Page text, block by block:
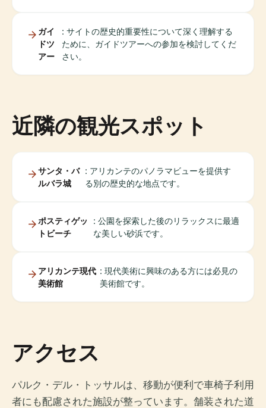
ガイ
ドツ
アー
: サイトの歴史的重要性について深く理解する
ために、ガイドツアーへの参加を検討してくだ
さい。
近隣の観光スポット
サンタ・バ
ルバラ城
: アリカンテのパノラマビューを提供す
る別の歴史的な地点です。
ポスティゲッ
トビーチ
: 公園を探索した後のリラックスに最適
な美しい砂浜です。
アリカンテ現代
美術館
: 現代美術に興味のある方には必見の
美術館です。
アクセス
パルク・デル・トッサルは、移動が便利で車椅子利用
者にも配慮された施設が整っています。舗装された道